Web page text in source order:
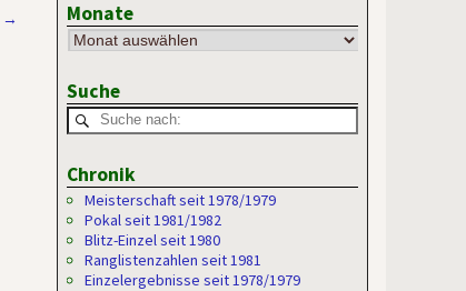
→ Monate
Suche
Chronik
Meisterschaft seit 1978/1979
Pokal seit 1981/1982
Blitz-Einzel seit 1980
Ranglistenzahlen seit 1981
Einzelergebnisse seit 1978/1979